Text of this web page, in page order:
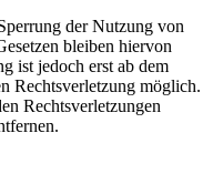
der Nutzung von
bleiben hiervon
ist jedoch erst ab dem
Rechtsverletzung möglich.
Rechtsverletzungen